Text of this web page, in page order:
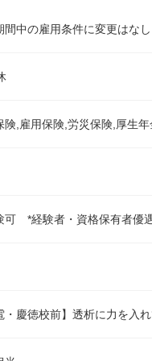
間中の雇用条件に変更はなし
険,雇用保険,労災保険,厚生年
可 *経験者・資格保有者優
・慶徳校前】透析に力を入